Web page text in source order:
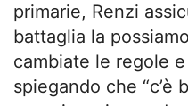
primarie, Renzi
battaglia la
cambiate le regole
spiegando che “c’è